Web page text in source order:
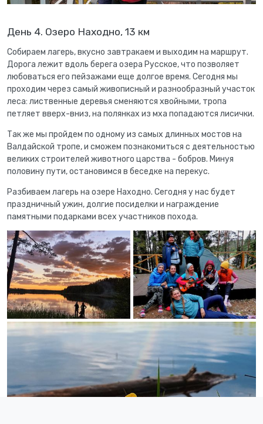
День 4. Озеро Находно, 13 км
Собираем лагерь, вкусно завтракаем и выходим на маршрут.
Дорога лежит вдоль берега озера Русское, что позволяет
любоваться его пейзажами еще долгое время. Сегодня мы
проходим через самый живописный и разнообразный участок
леса: лиственные деревья сменяются хвойными, тропа
петляет вверх-вниз, на полянках из мха попадаются лисички.
Так же мы пройдем по одному из самых длинных мостов на
Валдайской тропе, и сможем познакомиться с деятельностью
великих строителей животного царства - бобров. Минуя
половину пути, остановимся в беседке на перекус.
Разбиваем лагерь на озере Находно. Сегодня у нас будет
праздничный ужин, долгие посиделки и награждение
памятными подарками всех участников похода.